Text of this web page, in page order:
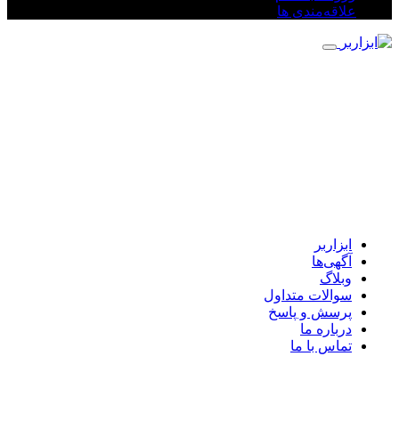
علاقه‌مندی ها
ابزاربر
آگهی‌ها
وبلاگ
سوالات متداول
پرسش و پاسخ
درباره ما
تماس با ما